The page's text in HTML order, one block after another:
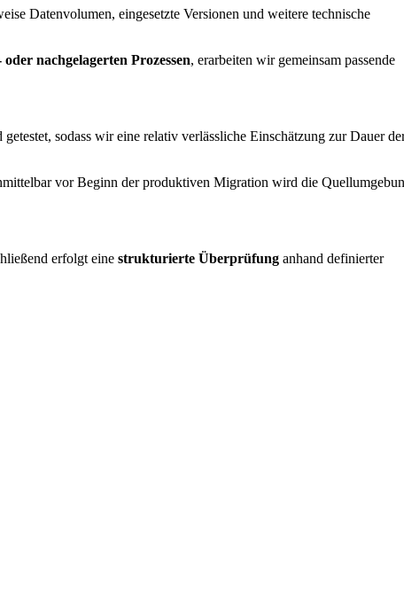
Datenvolumen, eingesetzte Versionen und weitere technische
oder nachgelagerten Prozessen, erarbeiten wir gemeinsam passende
sodass wir eine relativ verlässliche Einschätzung zur Dauer
vor Beginn der produktiven Migration wird die
erfolgt einestrukturierte Überprüfung anhand definierter